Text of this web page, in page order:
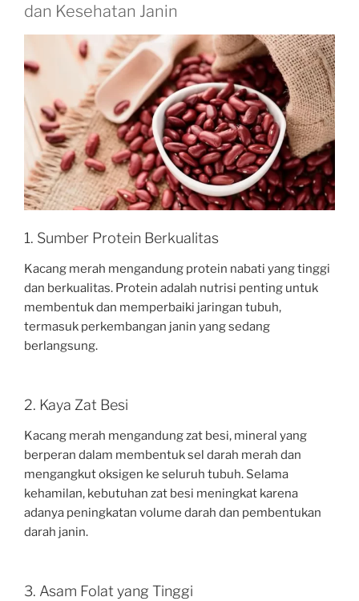
dan Kesehatan Janin
1. Sumber Protein Berkualitas
Kacang merah mengandung protein nabati yang tinggi
dan berkualitas. Protein adalah nutrisi penting untuk
membentuk dan memperbaiki jaringan tubuh,
termasuk perkembangan janin yang sedang
berlangsung.
2. Kaya Zat Besi
Kacang merah mengandung zat besi, mineral yang
berperan dalam membentuk sel darah merah dan
mengangkut oksigen ke seluruh tubuh. Selama
kehamilan, kebutuhan zat besi meningkat karena
adanya peningkatan volume darah dan pembentukan
darah janin.
3. Asam Folat yang Tinggi